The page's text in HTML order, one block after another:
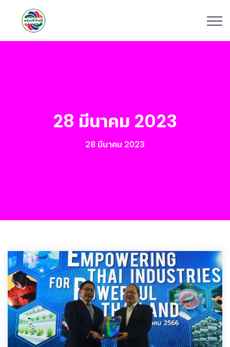
28 มีนาคม 2023
28 มีนาคม 2023